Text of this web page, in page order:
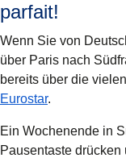
parfait!
Wenn Sie von
über Paris nach
bereits über die
Eurostar.
Ein Wochenende in
Pausentaste